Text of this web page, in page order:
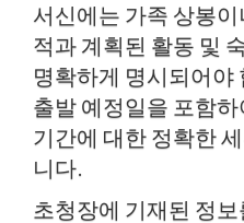
서신에는 가족 상봉
적과 계획된 활동 및
명확하게 명시되어야
출발 예정일을 포함
기간에 대한 정확한
니다.
초청장에 기재된 정